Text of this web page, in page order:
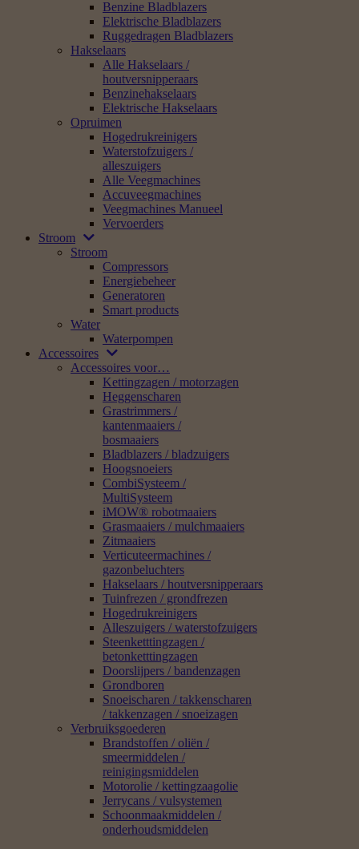
Benzine Bladblazers
Elektrische Bladblazers
Ruggedragen Bladblazers
Hakselaars
Alle Hakselaars /
houtversnipperaars
Benzinehakselaars
Elektrische Hakselaars
Opruimen
Hogedrukreinigers
Waterstofzuigers /
alleszuigers
Alle Veegmachines
Accuveegmachines
Veegmachines Manueel
Vervoerders
Stroom
Stroom
Compressors
Energiebeheer
Generatoren
Smart products
Water
Waterpompen
Accessoires
Accessoires voor…
Kettingzagen / motorzagen
Heggenscharen
Grastrimmers /
kantenmaaiers /
bosmaaiers
Bladblazers / bladzuigers
Hoogsnoeiers
CombiSysteem /
MultiSysteem
iMOW® robotmaaiers
Grasmaaiers / mulchmaaiers
Zitmaaiers
Verticuteermachines /
gazonbeluchters
Hakselaars / houtversnipperaars
Tuinfrezen / grondfrezen
Hogedrukreinigers
Alleszuigers / waterstofzuigers
Steenketttingzagen /
betonketttingzagen
Doorslijpers / bandenzagen
Grondboren
Snoeischaren / takkenscharen
/ takkenzagen / snoeizagen
Verbruiksgoederen
Brandstoffen / oliën /
smeermiddelen /
reinigingsmiddelen
Motorolie / kettingzaagolie
Jerrycans / vulsystemen
Schoonmaakmiddelen /
onderhoudsmiddelen